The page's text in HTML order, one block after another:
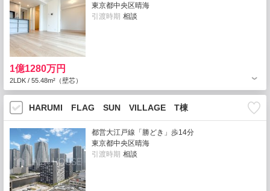
東京都中央区晴海
引渡時期 相談
1億1280万円
2LDK / 55.48m²（壁芯）
HARUMI FLAG SUN VILLAGE T棟
都営大江戸線「勝どき」歩14分
東京都中央区晴海
引渡時期 相談